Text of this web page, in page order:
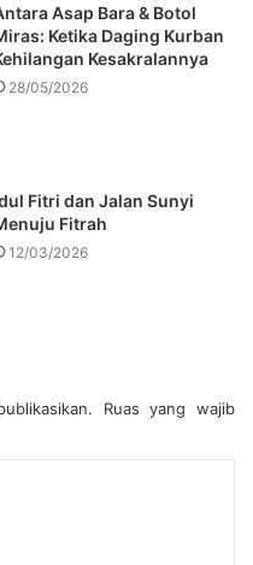
Asap Bara & Botol
Ketika Daging Kurban
Kesakralannya
28/05/2026
Fitri dan Jalan Sunyi
Fitrah
12/03/2026
Ruas yang wajib